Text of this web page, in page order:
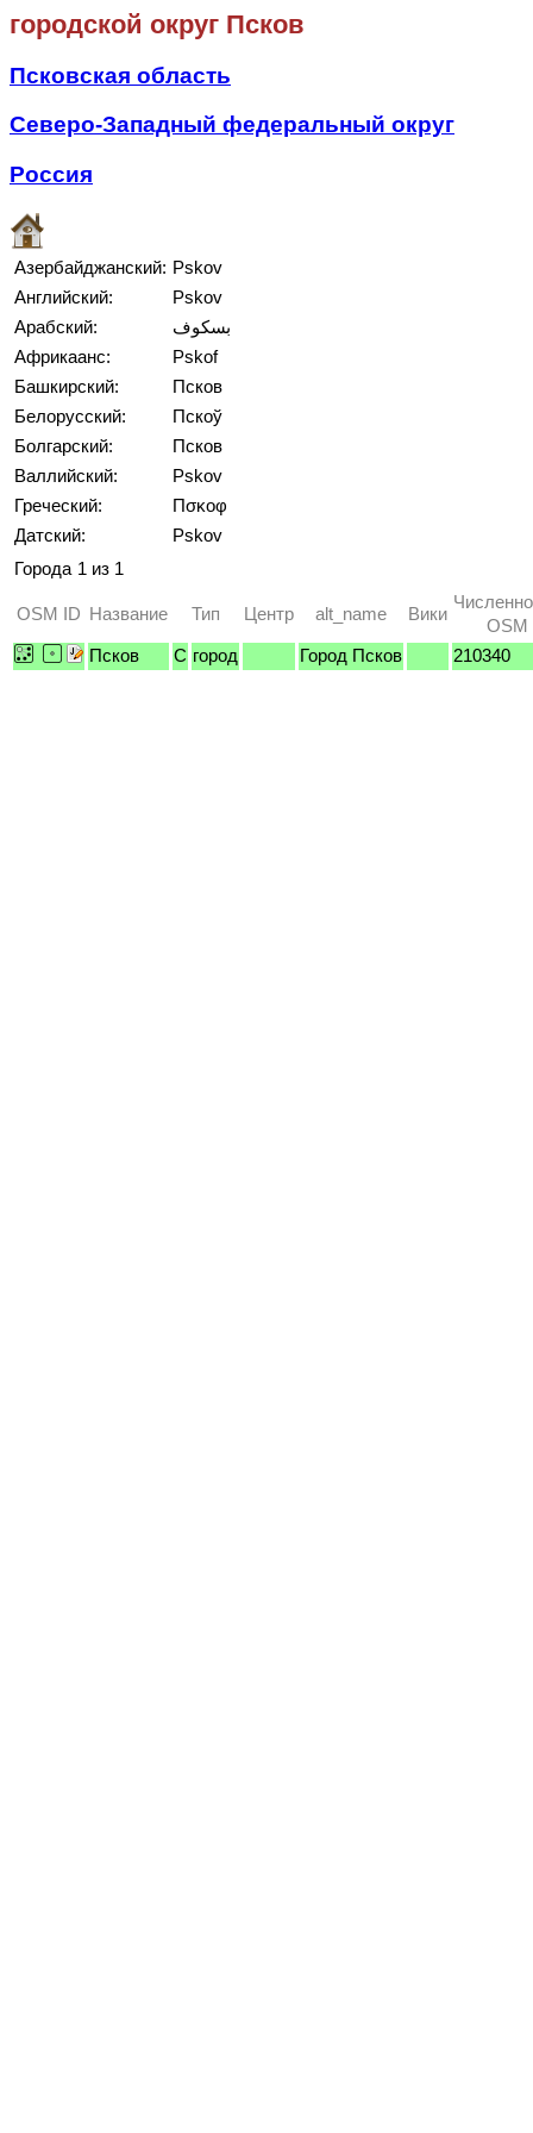
городской округ Псков
Псковская область
Северо-Западный федеральный округ
Россия
Азербайджанский: Pskov
Английский:
Pskov
Арабский:
بسكوف
Африкаанс:
Pskof
Башкирский:
Псков
Белорусский:
Пскоў
Болгарский:
Псков
Валлийский:
Pskov
Греческий:
Πσκοφ
Датский:
Pskov
Города 1 из 1
OSM ID Название Тип Центр alt_name Вики
OSM
Псков
C город Город Псков 210340